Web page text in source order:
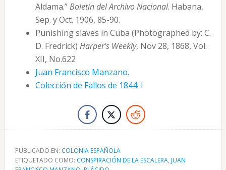
Aldama.”Boletín del Archivo Nacional. Habana,
Sep. y Oct. 1906, 85-90.
Punishing slaves in Cuba (Photographed by: C.
D. Fredrick) Harper’s Weekly, Nov 28, 1868, Vol.
XII, No.622
Juan Francisco Manzano.
Colección de Fallos de 1844: I
PUBLICADO EN: COLONIA ESPAÑOLA
ETIQUETADO COMO: CONSPIRACIÓN DE LA ESCALERA, JUAN